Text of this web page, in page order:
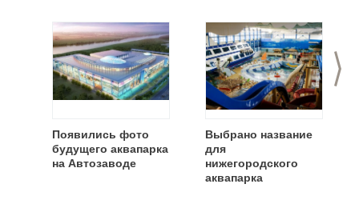
>
Появились фото
будущего аквапарка
на Автозаводе
Выбрано название
для
нижегородского
аквапарка